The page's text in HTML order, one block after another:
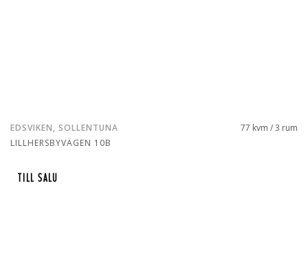
EDSVIKEN, SOLLENTUNA
LILLHERSBYVÄGEN 10B
77 kvm / 3 rum
TILL SALU